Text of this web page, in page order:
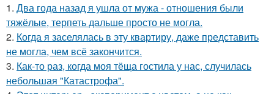
1. Два года назад я ушла от мужа - отношения были
тяжёлые, терпеть дальше просто не могла.
2. Когда я заселялась в эту квартиру, даже представить
не могла, чем всё закончится.
3. Как-то раз, когда моя тёща гостила у нас, случилась
небольшая "Катастрофа".